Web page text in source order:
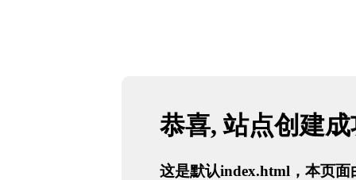
恭喜, 站点创建
这是默认index.html，本页面